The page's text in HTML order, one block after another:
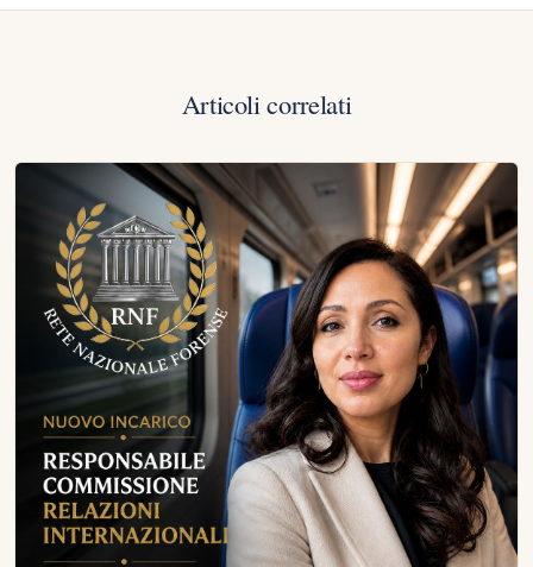
Articoli correlati